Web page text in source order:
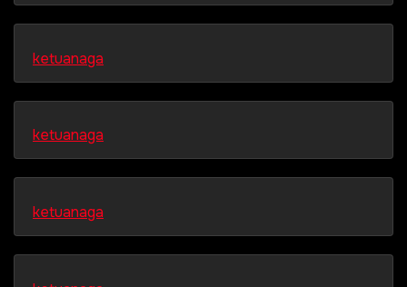
ketuanaga
ketuanaga
ketuanaga